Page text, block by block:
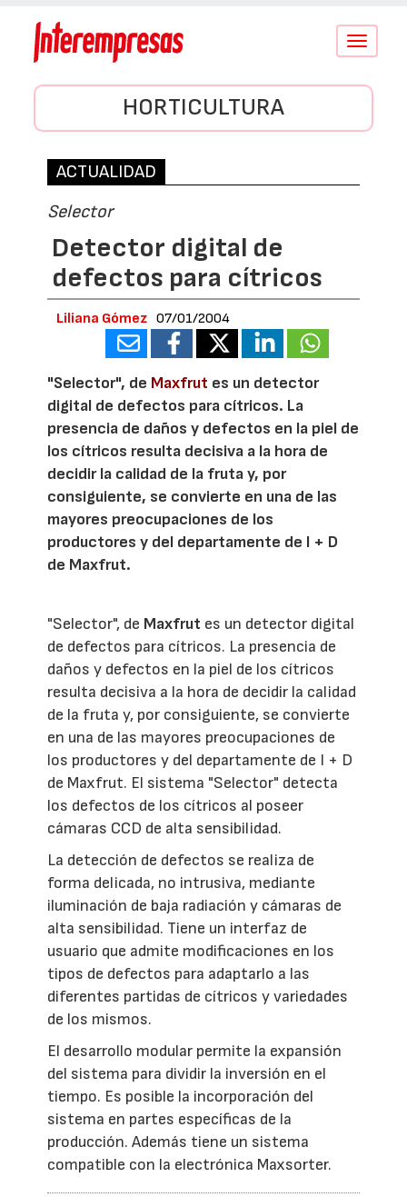
Conmutar
HORTICULTURA
ACTUALIDAD
Selector
Detector digital de
defectos para cítricos
Liliana Gómez 07/01/2004
"Selector", de Maxfrut es un detector
digital de defectos para cítricos. La
presencia de daños y defectos en la piel de
los cítricos resulta decisiva a la hora de
decidir la calidad de la fruta y, por
consiguiente, se convierte en una de las
mayores preocupaciones de los
productores y del departamente de I + D
de Maxfrut.
"Selector", de Maxfrut es un detector digital
de defectos para cítricos. La presencia de
daños y defectos en la piel de los cítricos
resulta decisiva a la hora de decidir la calidad
de la fruta y, por consiguiente, se convierte
en una de las mayores preocupaciones de
los productores y del departamente de I + D
de Maxfrut. El sistema "Selector" detecta
los defectos de los cítricos al poseer
cámaras CCD de alta sensibilidad.
La detección de defectos se realiza de
forma delicada, no intrusiva, mediante
iluminación de baja radiación y cámaras de
alta sensibilidad. Tiene un interfaz de
usuario que admite modificaciones en los
tipos de defectos para adaptarlo a las
diferentes partidas de cítricos y variedades
de los mismos.
El desarrollo modular permite la expansión
del sistema para dividir la inversión en el
tiempo. Es posible la incorporación del
sistema en partes específicas de la
producción. Además tiene un sistema
compatible con la electrónica Maxsorter.